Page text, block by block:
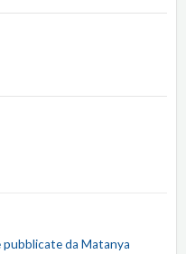
pubblicate da Matanya